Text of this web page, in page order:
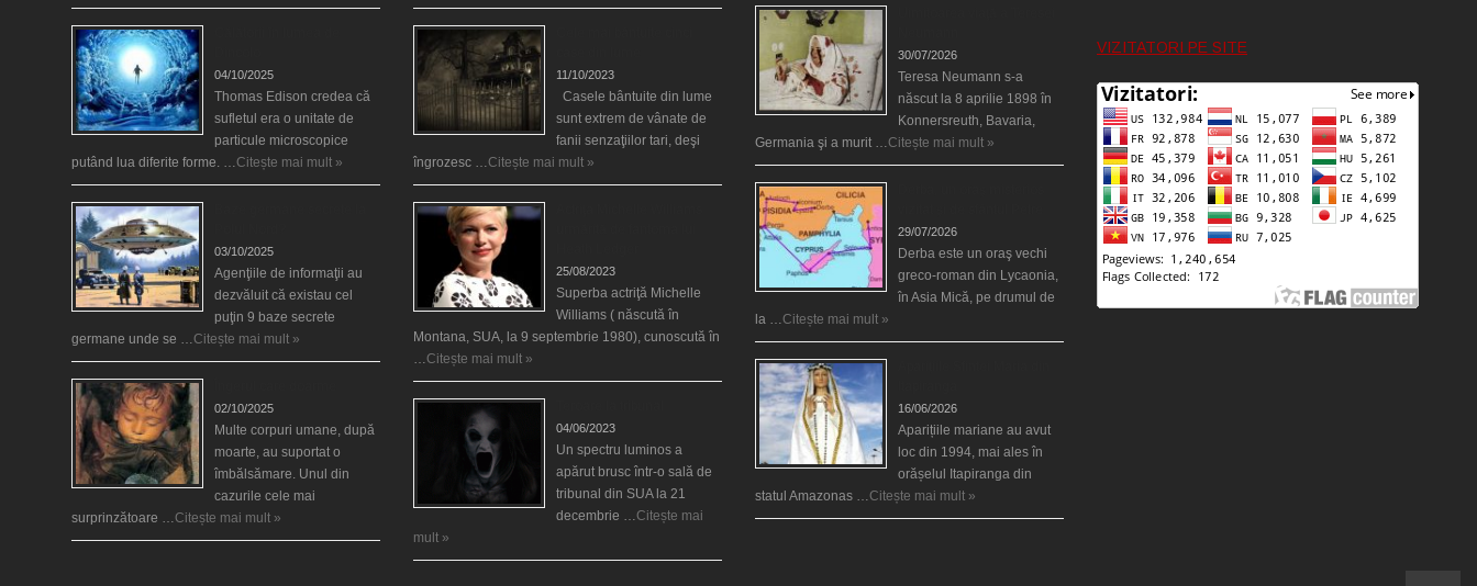
04/10/2025
Thomas Edison credea că
sufletul era o unitate de
particule microscopice
putând lua diferite forme. …Citește mai mult »
03/10/2025
Agenţiile de informaţii au
dezvăluit că existau cel
puţin 9 baze secrete
germane unde se …Citește mai mult »
02/10/2025
Multe corpuri umane, după
moarte, au suportat o
îmbălsămare. Unul din
cazurile cele mai
surprinzătoare …Citește mai mult »
11/10/2023
Casele bântuite din lume
sunt extrem de vânate de
fanii senzaţiilor tari, deşi
îngrozesc …Citește mai mult »
25/08/2023
Superba actriţă Michelle
Williams ( născută în
Montana, SUA, la 9 septembrie 1980), cunoscută în
…Citește mai mult »
04/06/2023
Un spectru luminos a
apărut brusc într-o sală de
tribunal din SUA la 21
decembrie …Citește mai
mult »
30/07/2026
Teresa Neumann s-a
născut la 8 aprilie 1898 în
Konnersreuth, Bavaria,
Germania şi a murit …Citește mai mult »
29/07/2026
Derba este un oraş vechi
greco-roman din Lycaonia,
în Asia Mică, pe drumul de
la …Citește mai mult »
16/06/2026
Aparițiile mariane au avut
loc din 1994, mai ales în
orășelul Itapiranga din
statul Amazonas …Citește mai mult »
VIZITATORI PE SITE